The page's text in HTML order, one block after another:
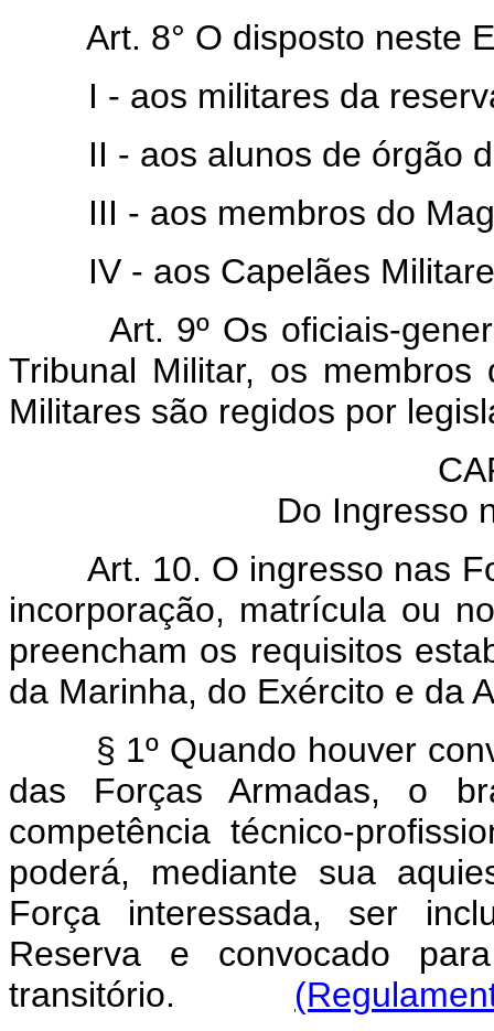
Art. 8° O disposto neste
I - aos militares da
II - aos alunos de órgão
III - aos membros do
IV - aos Capelães
Art. 9º Os oficiais-
Tribunal Militar, os
Militares são regidos por
Do Ingresso
Art. 10. O ingresso nas
incorporação, matrícula ou
preencham os requisitos
da Marinha, do Exército e da
§ 1º Quando houver
das Forças Armadas, o
competência técnico-
poderá, mediante sua
Força interessada, ser
Reserva e convocado
transitório.